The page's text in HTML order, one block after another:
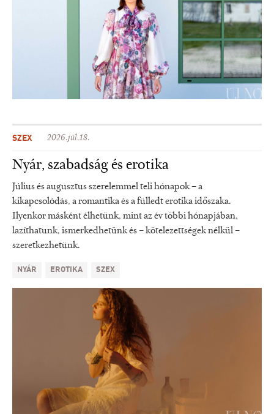
SZEX 2026.júl.18.
Nyár, szabadság és erotika
Július és augusztus szerelemmel teli hónapok – a
kikapcsolódás, a romantika és a fülledt erotika időszaka.
Ilyenkor másként élhetünk, mint az év többi hónapjában,
lazíthatunk, ismerkedhetünk és – kötelezettségek nélkül –
szeretkezhetünk.
NYÁR EROTIKA SZEX